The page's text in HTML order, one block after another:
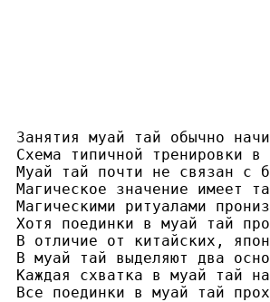
Занятия муай тай обычно
Схема типичной тренировки
Муай тай почти не связан с
Магическое значение имеет
Магическими ритуалами
Хотя поединки в муай тай
В отличие от китайских,
В муай тай выделяют два
Каждая схватка в муай тай
Все поединки в муай тай